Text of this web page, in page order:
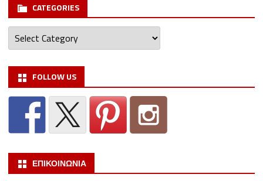
CATEGORIES
Categories
FOLLOW US
ΕΠΙΚΟΙΝΩΝΙΑ